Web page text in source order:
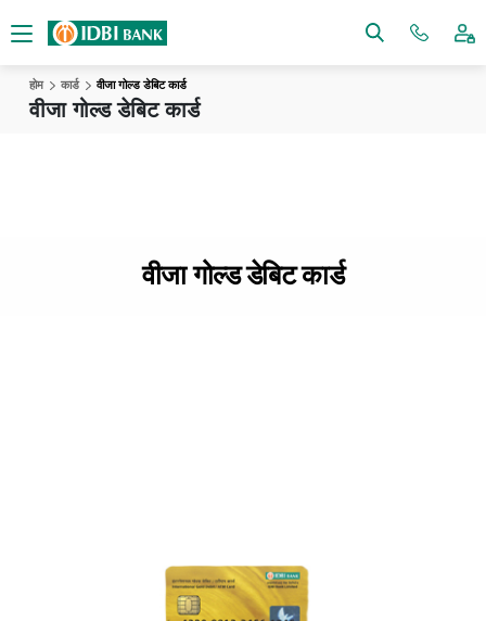
होम कार्ड वीजा गोल्ड डेबिट कार्ड
वीजा गोल्ड डेबिट कार्ड
वीजा गोल्ड डेबिट कार्ड